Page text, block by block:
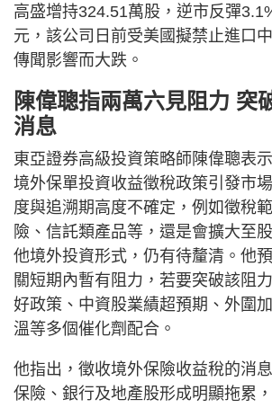
高盛增持324.51萬股，逆市反彈
元，該公司日前受美國擬禁止進口
傳聞影響而大跌。
陳偉聰指兩萬六見阻力 突
消息
東亞證券高級投資策略師陳偉聰表
境外保單投資收益徵稅政策引發市
度與追溯期高度不確定，例如徵稅
險、信託類產品等，還是會擴大至
他境外投資形式，仍有待釐清。他
關短期內暫有阻力，若要突破該阻
好政策、中資股業績超預期、外圍
溫等多個催化劑配合。
他指出，徵收境外保險收益稅的消
保險、銀行及地產股形成明顯拖累